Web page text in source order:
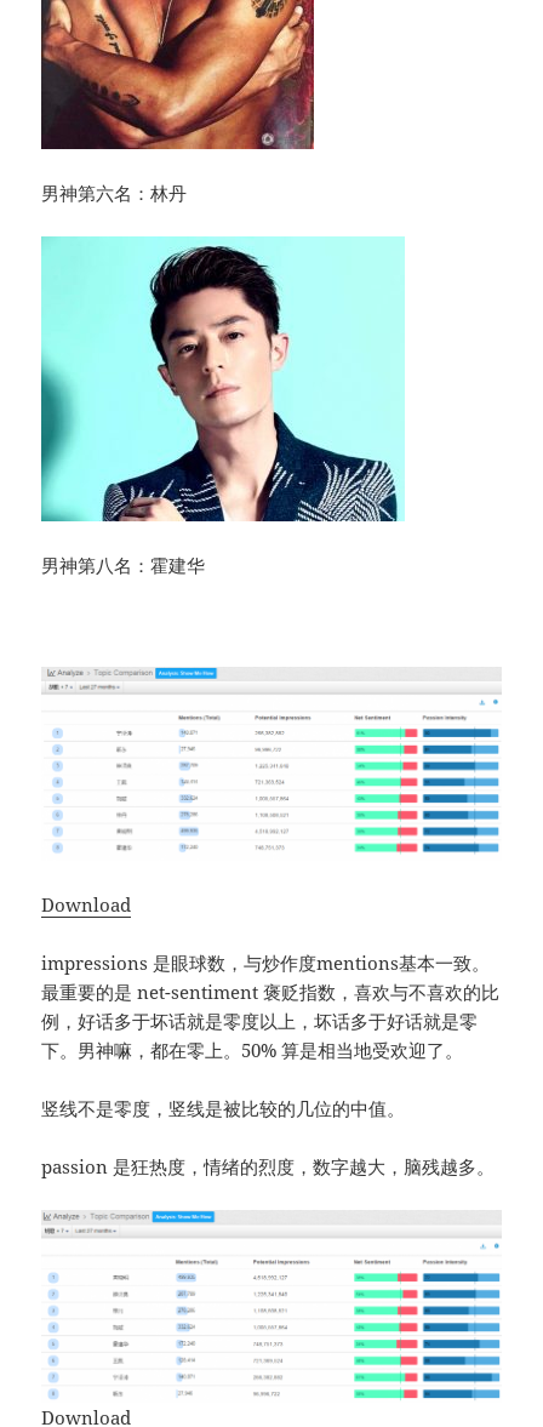
男神第六名：林丹
男神第八名：霍建华
Download
impressions 是眼球数，与炒作度mentions基本一致。
最重要的是 net-sentiment 褒贬指数，喜欢与不喜欢的比
例，好话多于坏话就是零度以上，坏话多于好话就是零
下。男神嘛，都在零上。50% 算是相当地受欢迎了。
竖线不是零度，竖线是被比较的几位的中值。
passion 是狂热度，情绪的烈度，数字越大，脑残越多。
Download